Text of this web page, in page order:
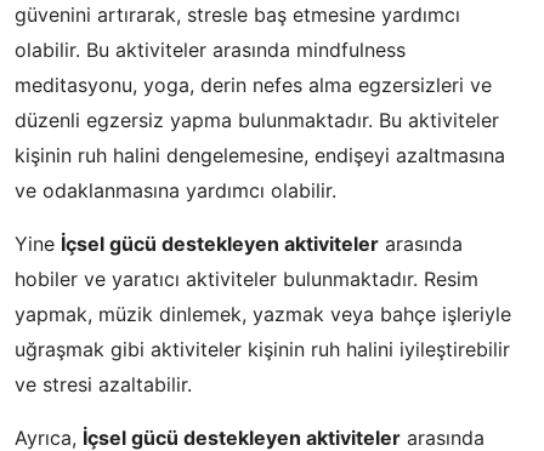
güvenini artırarak, stresle baş etmesine yardımcı
olabilir. Bu aktiviteler arasında mindfulness
meditasyonu, yoga, derin nefes alma egzersizleri ve
düzenli egzersiz yapma bulunmaktadır. Bu aktiviteler
kişinin ruh halini dengelemesine, endişeyi azaltmasına
ve odaklanmasına yardımcı olabilir.
Yine İçsel gücü destekleyen aktiviteler arasında
hobiler ve yaratıcı aktiviteler bulunmaktadır. Resim
yapmak, müzik dinlemek, yazmak veya bahçe işleriyle
uğraşmak gibi aktiviteler kişinin ruh halini iyileştirebilir
ve stresi azaltabilir.
Ayrıca, İçsel gücü destekleyen aktiviteler arasında